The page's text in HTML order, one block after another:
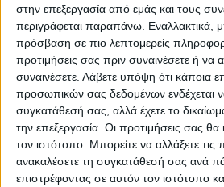
στην επεξεργασία από εμάς και τους
περιγράφεται παραπάνω. Εναλλακτικά,
πρόσβαση σε πιο λεπτομερείς
προτιμήσεις σας πριν συναινέσετε ή να
συναινέσετε. Λάβετε υπόψη ότι κάποια
προσωπικών σας δεδομένων ενδέχεται
συγκατάθεσή σας, αλλά έχετε το
την επεξεργασία. Οι προτιμήσεις σας
τον ιστότοπο. Μπορείτε να αλλάξετε τις
ανακαλέσετε τη συγκατάθεσή σας ανά
επιστρέφοντας σε αυτόν τον ιστότοπο
Ακολούθησε την
ΑΓΩΝ στο Google
Όλες οι εξελίξεις στην
Καρδίτσας και
ΠΡΟΗΓΟΥΜΕΝΟ ΑΡΘΡΟ
Ξημερώματα Κυριακής πάμε
μία ώρα μπροστά